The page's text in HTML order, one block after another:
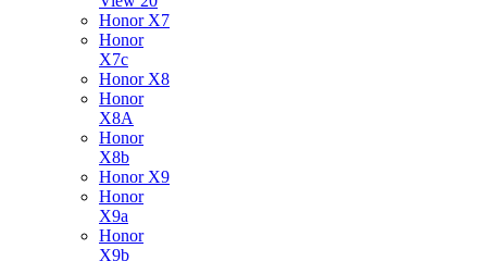
Honor X7
Honor
X7c
Honor X8
Honor
X8A
Honor
X8b
Honor X9
Honor
X9a
Honor
X9b